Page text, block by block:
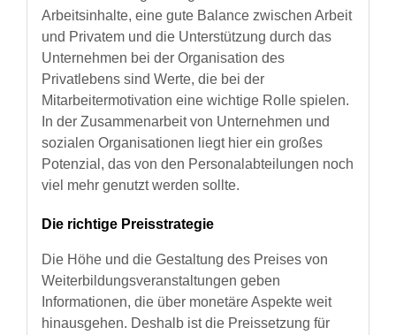
Arbeitsinhalte, eine gute Balance zwischen Arbeit
und Privatem und die Unterstützung durch das
Unternehmen bei der Organisation des
Privatlebens sind Werte, die bei der
Mitarbeitermotivation eine wichtige Rolle spielen.
In der Zusammenarbeit von Unternehmen und
sozialen Organisationen liegt hier ein großes
Potenzial, das von den Personalabteilungen noch
viel mehr genutzt werden sollte.
Die richtige Preisstrategie
Die Höhe und die Gestaltung des Preises von
Weiterbildungsveranstaltungen geben
Informationen, die über monetäre Aspekte weit
hinausgehen. Deshalb ist die Preissetzung für